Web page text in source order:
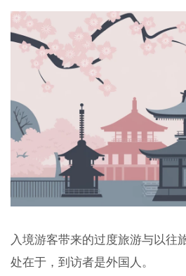
入境游客带来的过度旅游与以往
处在于，到访者是外国人。